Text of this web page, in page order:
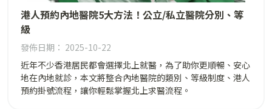
港人預約內地醫院5大方法！公立/私立醫院分別、等
級
發佈日期： 2025-10-22
近年不少香港居民都會選擇北上就醫，為了助你更順暢、安心
地在內地就診，本文將整合內地醫院的類別、等級制度、港人
預約掛號流程，讓你輕鬆掌握北上求醫流程。